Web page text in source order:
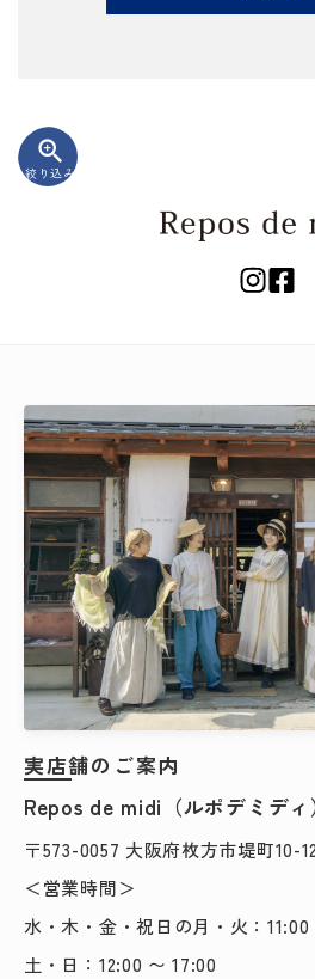
zoom_in
絞り込み
実店舗のご案内
Repos de midi（ルポデミディ
〒573-0057 大阪府枚方市堤町10-12
＜営業時間＞
水・木・金・祝日の月・火：11:00
土・日：12:00 〜 17:00